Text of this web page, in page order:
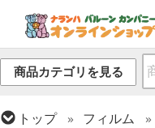
商品カテゴリを見る
トップ フィルム